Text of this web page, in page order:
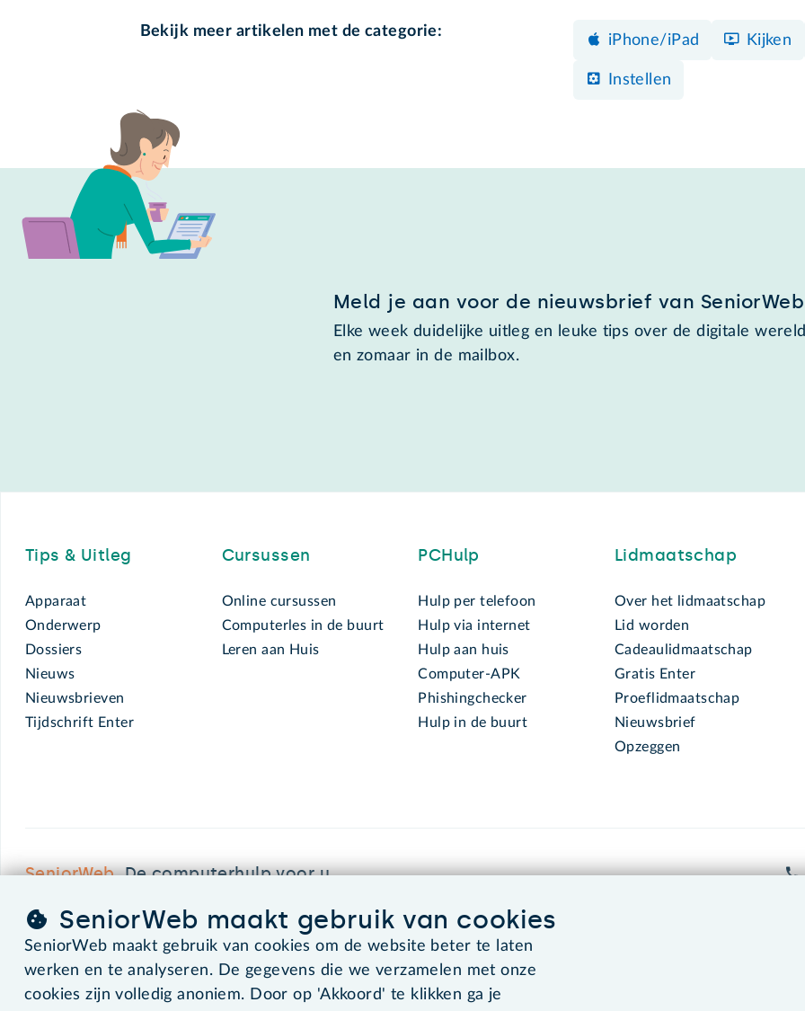
Bekijk meer artikelen met de categorie:
iPhone/iPad Kijken
Instellen
Meld je aan voor de nieuwsbrief van SeniorWeb
Elke week duidelijke uitleg en leuke tips over de digitale
en zomaar in de mailbox.
Tips & Uitleg
Apparaat
Onderwerp
Dossiers
Nieuws
Nieuwsbrieven
Tijdschrift Enter
Cursussen
Online cursussen
Computerles in de buurt
Leren aan Huis
PCHulp
Hulp per telefoon
Hulp via internet
Hulp aan huis
Computer-APK
Phishingchecker
Hulp in de buurt
Lidmaatschap
Over het lidmaatschap
Lid worden
Cadeaulidmaatschap
Gratis Enter
Proeflidmaatschap
Nieuwsbrief
Opzeggen
SeniorWeb.De computerhulp voor u.
©2026 SeniorWeb
SeniorWeb maakt gebruik van cookies
SeniorWeb maakt gebruik van cookies om de website beter te laten
werken en te analyseren. De gegevens die we verzamelen met onze
cookies zijn volledig anoniem. Door op 'Akkoord' te klikken ga je